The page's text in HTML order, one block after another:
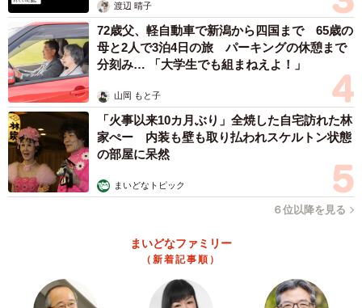
渡辺 晴子
72歳父、軽自動車で新潟から四国まで 65歳の
母と2人で3泊4日の旅 パーキングの休憩まで
分刻み… 「大学生でも組まねえよ！」
山岡 もと子
「火事以来10カ月ぶり」全焼した自宅訪れた林
家ぺー 内装も壁も取り払われスケルトン状態
の部屋に呆然
まいどなトピック
６位以降を見る
まいどなファミリー
（新着記事順）